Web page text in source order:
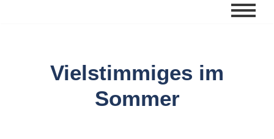
Vielstimmiges im
Sommer